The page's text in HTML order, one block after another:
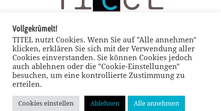
© TITEL kulturmagazin 2022
Vollgekrümelt!
TITEL nutzt Cookies. Wenn Sie auf "Alle annehmen"
klicken, erklären Sie sich mit der Verwendung aller
Cookies einverstanden. Sie können Cookies jedoch
auch ablehnen oder die "Cookie-Einstellungen"
besuchen, um eine kontrollierte Zustimmung zu
erteilen.
Cookies einstellen Ablehnen Alle annehmen